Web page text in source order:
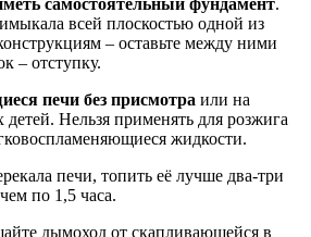
всей плоскостью одной из
– оставьте между ними
– отступку.
печи без присмотра или на
Нельзя применять для розжига
жидкости.
печи, топить её лучше два-три
по 1,5 часа.
дымоход от скапливающейся в